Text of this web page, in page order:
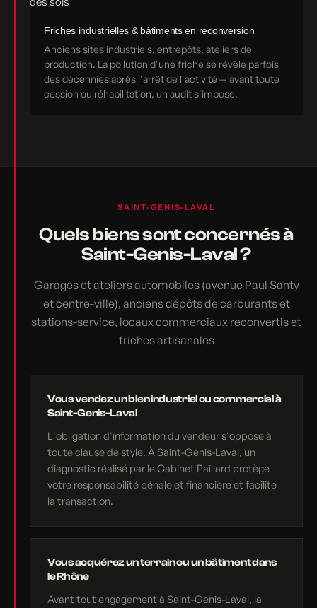
Friches industrielles & bâtiments en reconversion
Anciens sites industriels, entrepôts, ateliers de
production. La pollution d'une friche se révèle parfois
des décennies après l'arrêt de l'activité — avant toute
cession ou réhabilitation, un audit s'impose.
SAINT-GENIS-LAVAL
Quels biens sont concernés à
Saint-Genis-Laval ?
Garages et ateliers automobiles (avenue Paul Santy
et centre-ville), anciens dépôts de carburants et
stations-service, locaux commerciaux reconvertis et
friches artisanales
Vous vendez un bien industriel ou commercial à
Saint-Genis-Laval
L'obligation d'information du vendeur s'oppose à
toute clause de style. À Saint-Genis-Laval, un
diagnostic réalisé par le Cabinet Paillard protège
votre responsabilité pénale et financière et facilite
la transaction.
Vous acquérez un terrain ou un bâtiment dans
le Rhône
Avant tout engagement à Saint-Genis-Laval, la